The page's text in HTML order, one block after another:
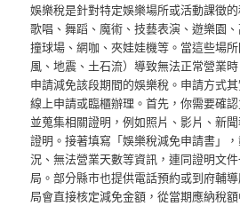
娛樂稅是針對特定娛樂場所或活動課徵
歌唱、舞蹈、魔術、技藝表演、遊樂園
撞球場、網咖、夾娃娃機等。當這些場
風、地震、土石流）導致無法正常營業
申請減免該段期間的娛樂稅。申請方式
線上申請或臨櫃辦理。首先，你需要確
並蒐集相關證明，例如照片、影片、新
證明。接著填寫「娛樂稅減免申請書」
況、無法營業天數等資訊，連同證明文
局。部分縣市也提供電話預約或到府輔
局會直接核定減免金額，從當期應納稅